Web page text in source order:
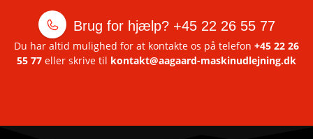
Brug for hjælp? +45 22 26 55 77
Du har altid mulighed for at kontakte os på telefon +45 22 26
55 77 eller skrive til kontakt@aagaard-maskinudlejning.dk